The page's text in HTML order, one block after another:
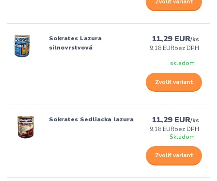
Sokrates Lazura
silnovrstvová
11,29 EUR/ks
9,18 EURbez DPH
skladom
Zvoliť variant
Sokrates Sedliacka lazura 11,29 EUR/ks
9,18 EURbez DPH
Skladom
Zvoliť variant